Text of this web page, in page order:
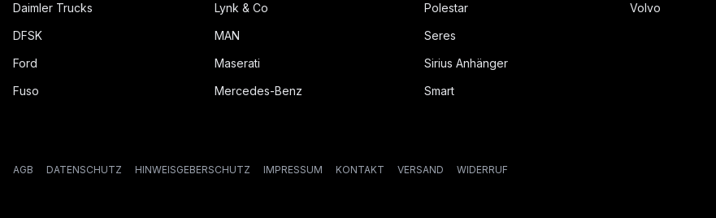
Daimler Trucks
DFSK
Ford
Fuso
Lynk & Co
MAN
Maserati
Mercedes-Benz
Polestar
Seres
Sirius Anhänger
Smart
Volvo
AGB DATENSCHUTZ HINWEISGEBERSCHUTZ IMPRESSUM KONTAKT VERSAND WIDERRUF